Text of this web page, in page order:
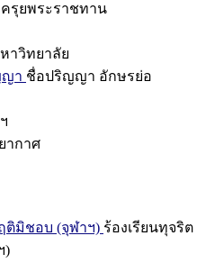
ครุยพระราชทาน
าวิทยาลัย
ญา ชื่อปริญญา อักษรย่อ
ากาศ
ติมิชอบ (จุฬาฯ) ร้องเรียนทุจริต
)